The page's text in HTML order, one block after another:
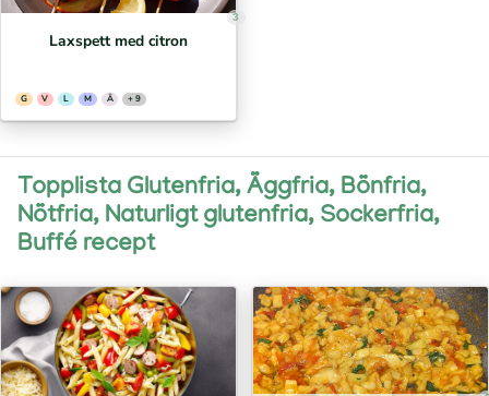
3
Laxspett med citron
G V L M Ä + 9
Topplista Glutenfria, Äggfria, Bönfria,
Nötfria, Naturligt glutenfria, Sockerfria,
Buffé recept